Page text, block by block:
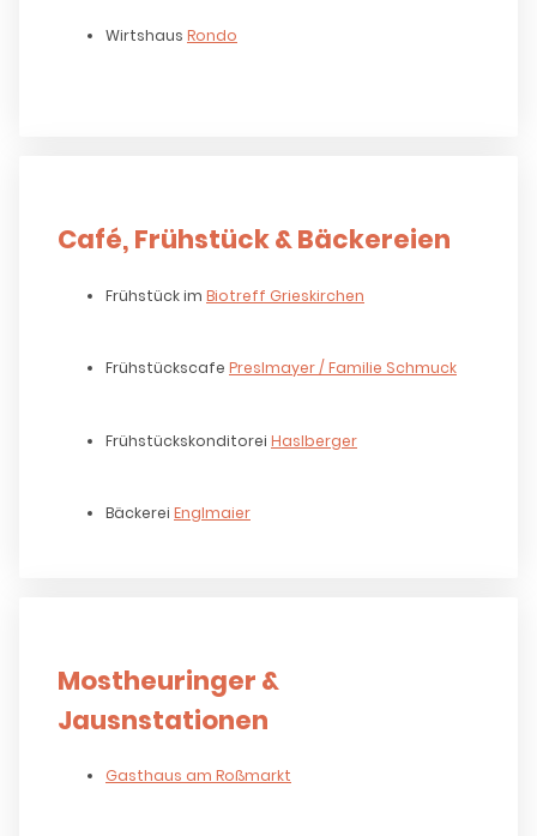
Wirtshaus Rondo
Café, Frühstück & Bäckereien
Frühstück im Biotreff Grieskirchen
Frühstückscafe Preslmayer / Familie Schmuck
Frühstückskonditorei Haslberger
Bäckerei Englmaier
Mostheuringer &
Jausnstationen
Gasthaus am Roßmarkt